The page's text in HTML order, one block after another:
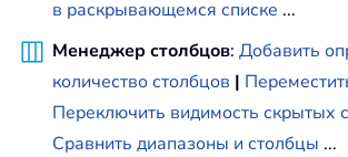
в раскрывающемся списке ...
Менеджер столбцов: Добавить
количество столбцов |
Переключить видимость скрытых
Сравнить диапазоны и столбцы ...